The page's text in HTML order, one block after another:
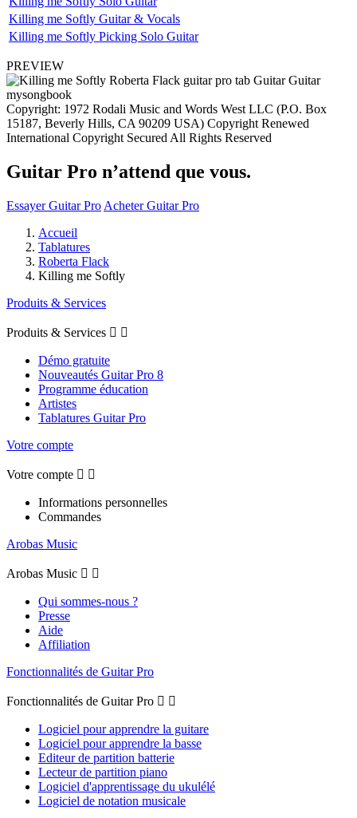
Killing me Softly Guitar & Vocals
Killing me Softly Picking Solo Guitar
PREVIEW
Copyright: 1972 Rodali Music and Words West LLC (P.O. Box
15187, Beverly Hills, CA 90209 USA) Copyright Renewed
International Copyright Secured All Rights Reserved
Guitar Pro n’attend que vous.
Essayer Guitar Pro Acheter Guitar Pro
Accueil
Tablatures
Roberta Flack
Killing me Softly
Produits & Services
Produits & Services  
Démo gratuite
Nouveautés Guitar Pro 8
Programme éducation
Artistes
Tablatures Guitar Pro
Votre compte
Votre compte  
Informations personnelles
Commandes
Arobas Music
Arobas Music  
Qui sommes-nous ?
Presse
Aide
Affiliation
Fonctionnalités de Guitar Pro
Fonctionnalités de Guitar Pro  
Logiciel pour apprendre la guitare
Logiciel pour apprendre la basse
Editeur de partition batterie
Lecteur de partition piano
Logiciel d'apprentissage du ukulélé
Logiciel de notation musicale